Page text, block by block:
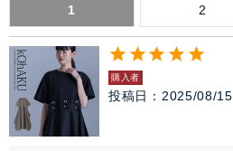
1 2
購入者
投稿日 2025/08/15